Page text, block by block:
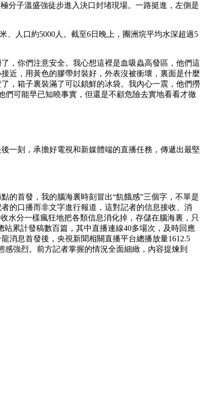
分子溫盛強徒步進入決口封堵現場。一路挺進，左側是
人口約5000人。截至6日晚上，團洲垸平均水深超過5
你們注意安全。我心想這裡是血吸蟲高發區，他們這
近，用黃色的膠帶封裝好，外表沒被衝壞，裏面是什麼
，箱子裏裝滿了可以鎖鮮的冰袋。我內心一震，他們撈
可能早已知曉事實，但還是不顧危險去實地看看才徹
刻，承擔好電視和新媒體端的直播任務，傳遞出最堅
首發，我的腦海裏時刻冒出“飢餓感”三個字，不單是
的口播而非文字進行報道，這對記者的信息接收、消
水分一樣瘋狂地把各類信息消化掉，存儲在腦海裏，只
累計發稿數百篇，其中直播連線40多場次，及時回應
消息首發後，央視新聞相關直播平台總播放量1612.5
強烈。前方記者掌握的情況全面細緻，內容提煉到